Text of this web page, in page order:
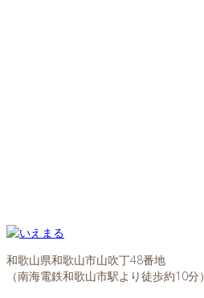
和歌山県和歌山市山吹丁48番地
（南海電鉄和歌山市駅より徒歩約10分）